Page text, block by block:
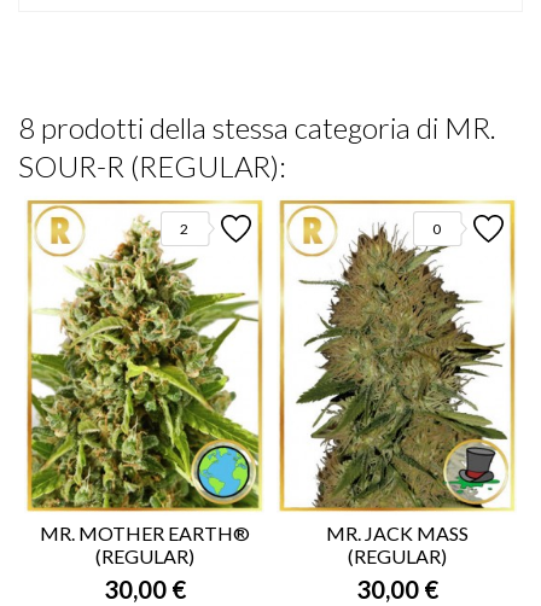
8 prodotti della stessa categoria di MR.
SOUR-R (REGULAR):
2
MR. MOTHER EARTH®
(REGULAR)
30,00 €
0
MR. JACK MASS
(REGULAR)
30,00 €